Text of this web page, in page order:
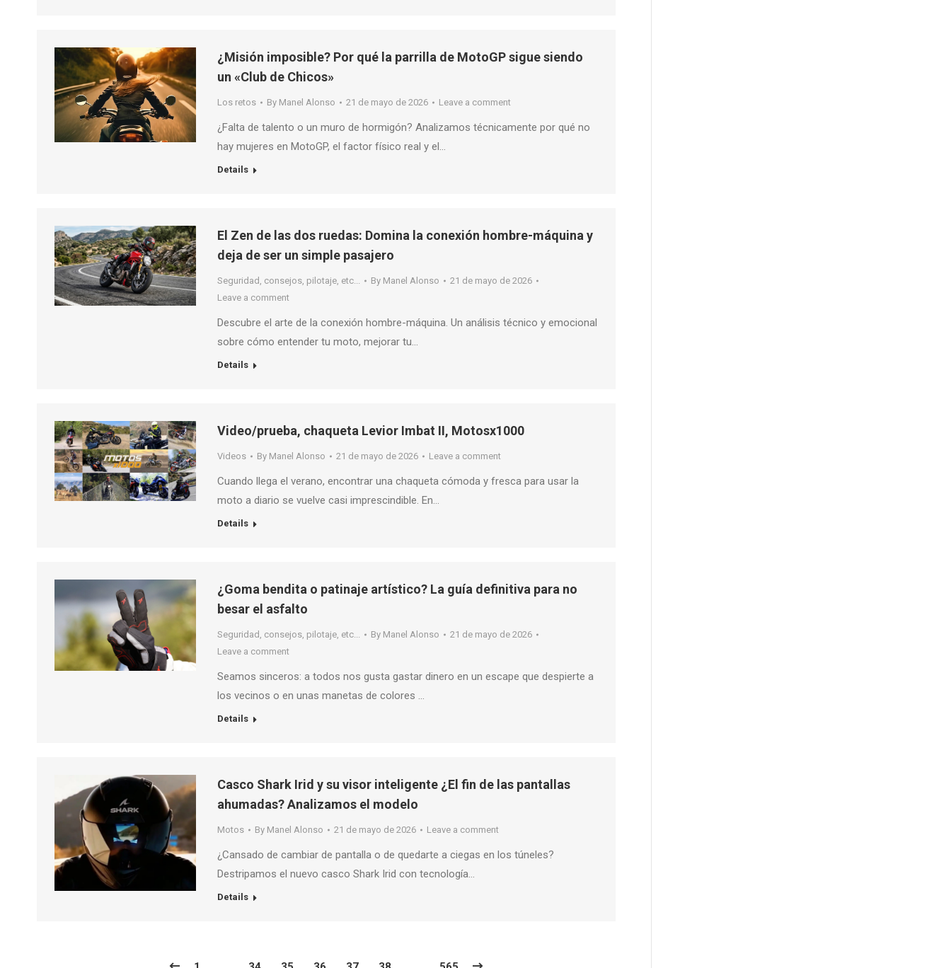
¿Misión imposible? Por qué la parrilla de MotoGP sigue siendo
un «Club de Chicos»
Los retos By Manel Alonso 21 de mayo de 2026 Leave a comment
¿Falta de talento o un muro de hormigón? Analizamos técnicamente por qué no
hay mujeres en MotoGP, el factor físico real y el…
Details
El Zen de las dos ruedas: Domina la conexión hombre-máquina y
deja de ser un simple pasajero
Seguridad, consejos, pilotaje, etc... By Manel Alonso
21 de mayo de 2026
Leave a comment
Descubre el arte de la conexión hombre-máquina. Un análisis técnico y emocional
sobre cómo entender tu moto, mejorar tu…
Details
Video/prueba, chaqueta Levior Imbat II, Motosx1000
Videos By Manel Alonso 21 de mayo de 2026 Leave a comment
Cuando llega el verano, encontrar una chaqueta cómoda y fresca para usar la
moto a diario se vuelve casi imprescindible. En…
Details
¿Goma bendita o patinaje artístico? La guía definitiva para no
besar el asfalto
Seguridad, consejos, pilotaje, etc... By Manel Alonso
21 de mayo de 2026
Leave a comment
Seamos sinceros: a todos nos gusta gastar dinero en un escape que despierte a
los vecinos o en unas manetas de colores …
Details
Casco Shark Irid y su visor inteligente ¿El fin de las pantallas
ahumadas? Analizamos el modelo
Motos By Manel Alonso 21 de mayo de 2026 Leave a comment
¿Cansado de cambiar de pantalla o de quedarte a ciegas en los túneles?
Destripamos el nuevo casco Shark Irid con tecnología…
Details